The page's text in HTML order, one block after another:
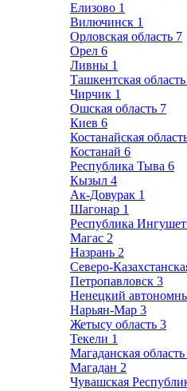
Елизово 1
Вилючинск 1
Орловская область 7
Орел 6
Ливны 1
Ташкентская область
Чирчик 1
Ошская область 7
Киев 6
Костанайская
Костанай 6
Республика Тыва 6
Кызыл 4
Ак-Довурак 1
Шагонар 1
Республика
Магас 2
Назрань 2
Северо-
Петропавловск 3
Ненецкий
Нарьян-Мар 3
Жетысу область 3
Текели 1
Магаданская область
Магадан 2
Чувашская